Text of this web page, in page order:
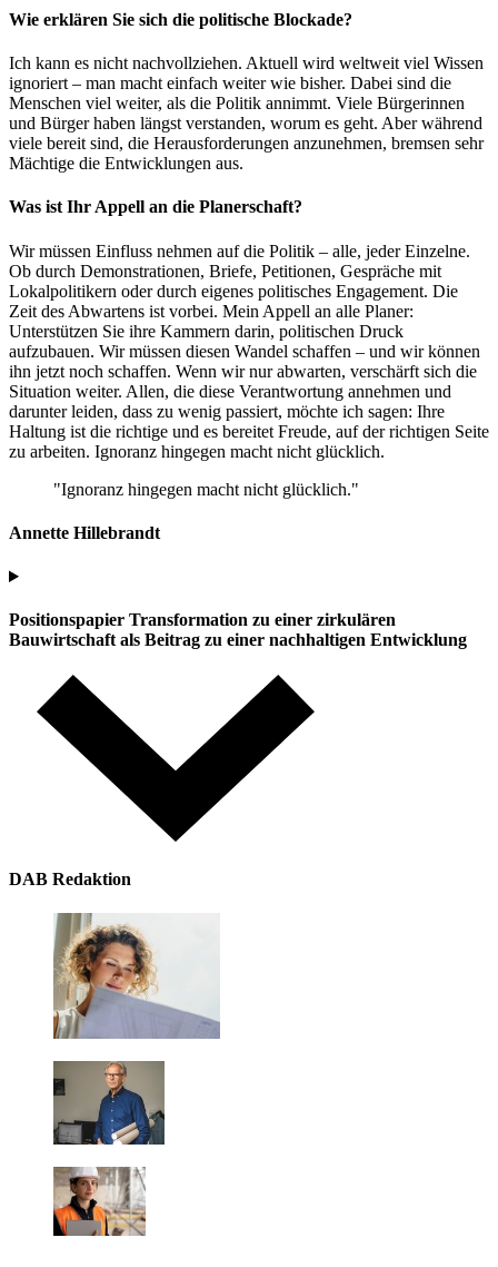
Wie erklären Sie sich die politische Blockade?
Ich kann es nicht nachvollziehen. Aktuell wird weltweit viel Wissen
ignoriert – man macht einfach weiter wie bisher. Dabei sind die
Menschen viel weiter, als die Politik annimmt. Viele Bürgerinnen
und Bürger haben längst verstanden, worum es geht. Aber während
viele bereit sind, die Herausforderungen anzunehmen, bremsen sehr
Mächtige die Entwicklungen aus.
Was ist Ihr Appell an die Planerschaft?
Wir müssen Einfluss nehmen auf die Politik – alle, jeder Einzelne.
Ob durch Demonstrationen, Briefe, Petitionen, Gespräche mit
Lokalpolitikern oder durch eigenes politisches Engagement. Die
Zeit des Abwartens ist vorbei. Mein Appell an alle Planer:
Unterstützen Sie ihre Kammern darin, politischen Druck
aufzubauen. Wir müssen diesen Wandel schaffen – und wir können
ihn jetzt noch schaffen. Wenn wir nur abwarten, verschärft sich die
Situation weiter. Allen, die diese Verantwortung annehmen und
darunter leiden, dass zu wenig passiert, möchte ich sagen: Ihre
Haltung ist die richtige und es bereitet Freude, auf der richtigen Seite
zu arbeiten. Ignoranz hingegen macht nicht glücklich.
Ignoranz hingegen macht nicht glücklich.
Annette Hillebrandt
Positionspapier Transformation zu einer zirkulären
Bauwirtschaft als Beitrag zu einer nachhaltigen Entwicklung
DAB Redaktion